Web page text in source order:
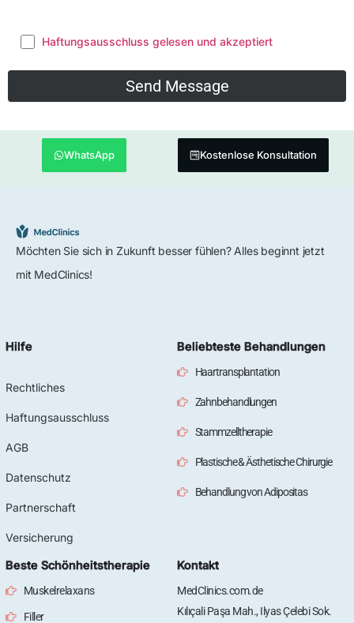
Haftungsausschluss gelesen und akzeptiert
WhatsApp Kostenlose Konsultation
Möchten Sie sich in Zukunft besser fühlen? Alles beginnt jetzt
mit MedClinics!
Hilfe
Rechtliches
Haftungsausschluss
AGB
Datenschutz
Partnerschaft
Versicherung
Beliebteste Behandlungen
Haartransplantation
Zahnbehandlungen
Stammzelltherapie
Plastische & Ästhetische Chirurgie
Behandlung von Adipositas
Beste Schönheitstherapie
Muskelrelaxans
Filler
Kontakt
MedClinics.com.de
Kılıçali Paşa Mah., Ilyas Çelebi Sok.